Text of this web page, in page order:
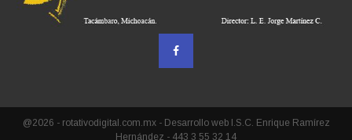
@2026 - rotativodigital.com.mx - Desarrollo web I.S.C. Enrique Ramírez
Hernández - 443 3 55 32 14